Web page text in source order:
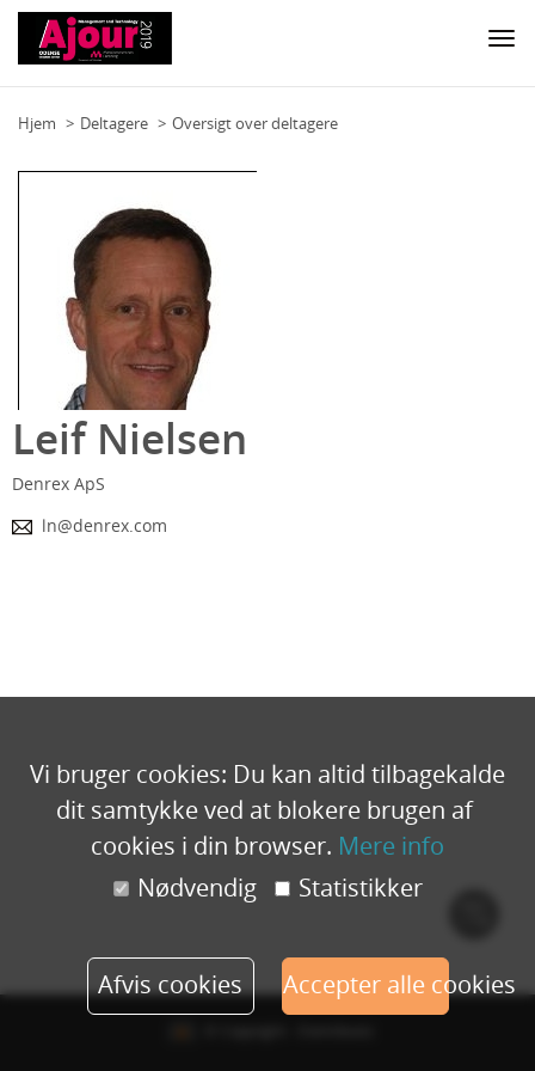
Hjem Deltagere Oversigt over deltagere
Leif Nielsen
Denrex ApS
ln@denrex.com
Vi bruger cookies: Du kan altid tilbagekalde
dit samtykke ved at blokere brugen af ​​
cookies i din browser. Mere info
Nødvendig
Statistikker
Afvis cookies Accepter alle cookies